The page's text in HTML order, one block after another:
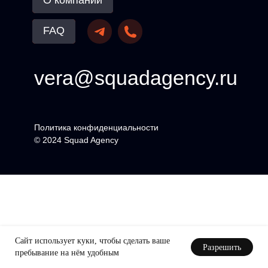
Сайт использует куки, чтобы сделать ваше
пребывание на нём удобным
Разрешить
Разработка и производство рекламных роликов
Charme De Vie
Закрытый бранч SFERANGS x «Орда»
Pogonia
Club 500
vera@squadagency.ru
Политика конфиденциальности
© 2024 Squad Agency
FAQ